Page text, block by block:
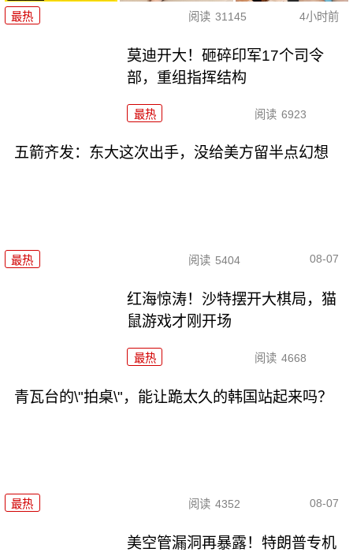
最热 阅读 31145 4小时前
莫迪开大！砸碎印军17个司令
部，重组指挥结构
最热 阅读 6923
五箭齐发：东大这次出手，没给美方留半点幻想
最热 阅读 5404 08-07
红海惊涛！沙特摆开大棋局，猫
鼠游戏才刚开场
最热 阅读 4668
青瓦台的\"拍桌\"，能让跪太久的韩国站起来吗？
最热 阅读 4352 08-07
美空管漏洞再暴露！特朗普专机